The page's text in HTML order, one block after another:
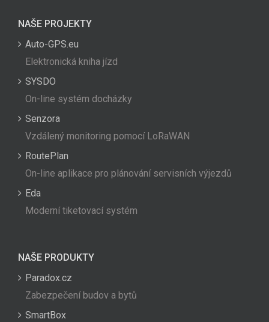
NAŠE PROJEKTY
Auto-GPS.eu
Elektronická kniha jízd
SYSDO
On-line systém docházky
Senzora
Vzdálený monitoring pomocí LoRaWAN
RoutePlan
On-line aplikace pro plánování servisních výjezdů
Eda
Moderní tiketovací systém
NAŠE PRODUKTY
Paradox.cz
Zabezpečení budov a bytů
SmartBox